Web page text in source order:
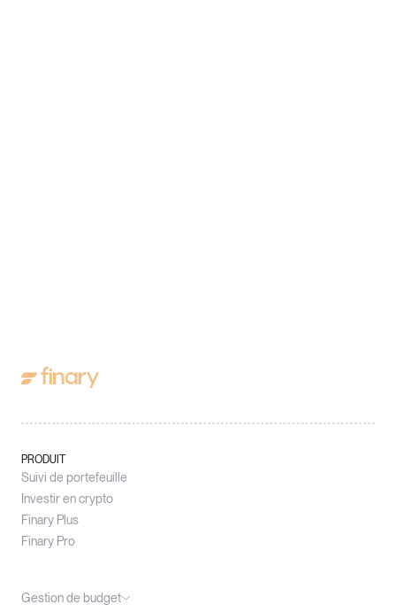
PRODUIT
Suivi de portefeuille
Investir en crypto
Finary Plus
Finary Pro
Gestion de budget